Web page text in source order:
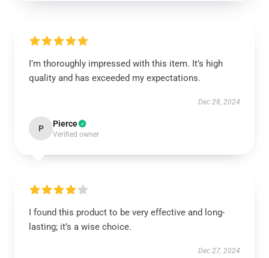
I’m thoroughly impressed with this item. It’s high
quality and has exceeded my expectations.
Dec 28, 2024
P Pierce
Verified owner
I found this product to be very effective and long-
lasting; it’s a wise choice.
Dec 27, 2024